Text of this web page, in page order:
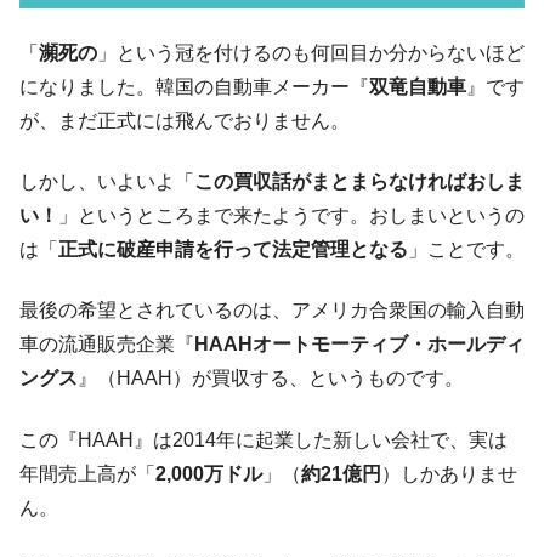
ル」まで拡大 ⇒ 海外資金の動きに強く左右される状態
『Money1』
韓国･帰ってきた李在明。李在明を支持しな
い「50.5％」に上昇
『Money1』
韓国大統領府ボンクラ政策室長が告発され
断
『Money1』
韓国･警察職員が「丸刈りになって抗議活
動」
国の過剰生産が世界を蝕む。
『Money1』
韓国製造業「半導体絶好調」のウラで他業
種は全般的「不調」⇒ PSIが示す現況は決して良くない。
ン』1人当たり賠償10万ウォンを認定 ⇒ 総額3兆7,000億
『Money1』 韓国で猛暑。南東部では干ばつ
『Money1』
「 瀕死の 」という冠を付けるのも何回目か分からないほど
になりました。韓国の自動車メーカー『双竜自動車 』です
が、まだ正式には飛んでおりません。
しかし、いよいよ「 この買収話がまとまらなければおしま
い！
」というところまで来たようです。おしまいというの
は「 正式に破産申請を行って法定管理となる 」ことです。
最後の希望とされているのは、アメリカ合衆国の輸入自動
車の流通販売企業『 HAAHオートモーティブ・ホールディ
ングス 』（HAAH）が買収する、というものです。
この『HAAH』は2014年に起業した新しい会社で、実は
年間売上高が「 2,000万ドル」（約21億円 ）しかありませ
ん。